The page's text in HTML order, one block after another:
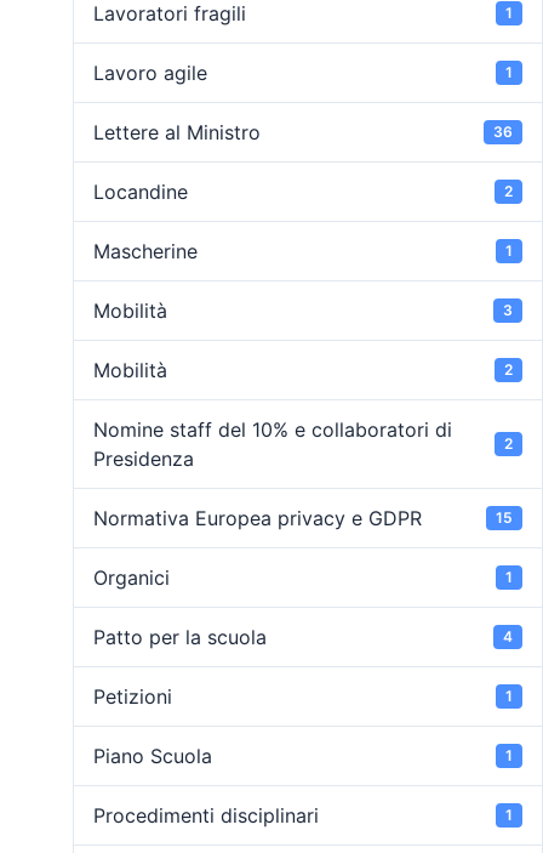
Lavoratori fragili 1
Lavoro agile 1
Lettere al Ministro 36
Locandine 2
Mascherine 1
Mobilità 3
Mobilità 2
Nomine staff del 10% e collaboratori di
Presidenza
2
Normativa Europea privacy e GDPR 15
Organici 1
Patto per la scuola 4
Petizioni 1
Piano Scuola 1
Procedimenti disciplinari 1